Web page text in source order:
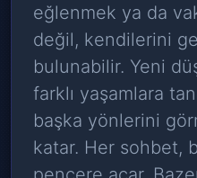
eğlenmek ya da
değil, kendilerini
bulunabilir. Yeni
farklı yaşamlara
başka yönlerini
katar. Her sohbet,